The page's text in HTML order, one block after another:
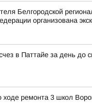
Белгородской
организована
в Паттайе за день до
ходе ремонта 3 школ